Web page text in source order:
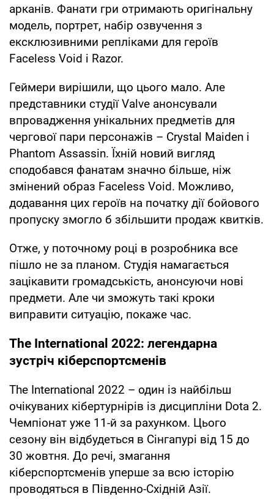
арканів. Фанати гри отримають оригінальну
модель, портрет, набір озвучення з
ексклюзивними репліками для героїв
Faceless Void і Razor.
Геймери вирішили, що цього мало. Але
представники студії Valve анонсували
впровадження унікальних предметів для
чергової пари персонажів – Crystal Maiden і
Phantom Assassin. Їхній новий вигляд
сподобався фанатам значно більше, ніж
змінений образ Faceless Void. Можливо,
додавання цих героїв на початку дії бойового
пропуску змогло б збільшити продаж квитків.
Отже, у поточному році в розробника все
пішло не за планом. Студія намагається
зацікавити громадськість, анонсуючи нові
предмети. Але чи зможуть такі кроки
виправити ситуацію, покаже час.
The International 2022: легендарна
зустріч кіберспортсменів
The International 2022 – один із найбільш
очікуваних кібертурнірів із дисципліни Dota 2.
Чемпіонат уже 11-й за рахунком. Цього
сезону він відбудеться в Сінгапурі від 15 до
30 жовтня. До речі, змагання
кіберспортсменів уперше за всю історію
проводяться в Південно-Східній Азії.